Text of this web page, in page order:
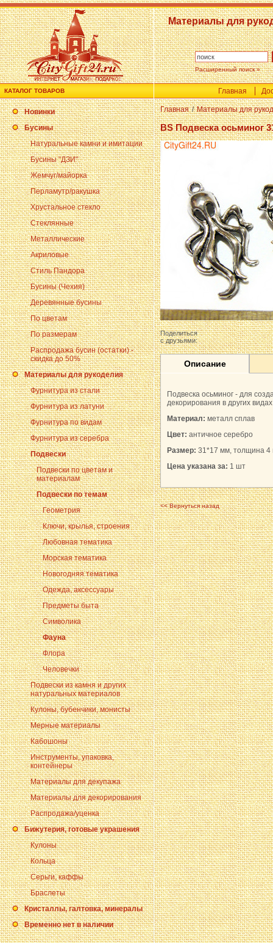
Материалы для
Расширенный поиск »
КАТАЛОГ ТОВАРОВ Главная
Новинки
Бусины
Натуральные камни и имитации
Бусины "ДЗИ"
Жемчуг/майорка
Перламутр/ракушка
Хрустальное стекло
Стеклянные
Металлические
Акриловые
Стиль Пандора
Бусины (Чехия)
Деревянные бусины
По цветам
По размерам
Распродажа бусин (остатки) -
скидка до 50%
Материалы для рукоделия
Фурнитура из стали
Фурнитура из латуни
Фурнитура по видам
Фурнитура из серебра
Подвески
Подвески по цветам и
материалам
Подвески по темам
Геометрия
Ключи, крылья, строения
Любовная тематика
Морская тематика
Новогодняя тематика
Одежда, аксессуары
Предметы быта
Символика
Фауна
Флора
Человечки
Подвески из камня и других
натуральных материалов
Кулоны, бубенчики, монисты
Мерные материалы
Кабошоны
Инструменты, упаковка,
контейнеры
Материалы для декупажа
Материалы для декорирования
Распродажа/уценка
Бижутерия, готовые украшения
Кулоны
Кольца
Серьги, каффы
Браслеты
Кристаллы, галтовка, минералы
Временно нет в наличии
Главная / Материалы для
BS Подвеска осьминог
Поделиться
с друзьями:
Описание
Подвеска осьминог - для
декорирования в других
Материал: металл сплав
Цвет: античное серебро
Размер: 31*17 мм, толщина 4
Цена указана за: 1 шт
<< Вернуться назад